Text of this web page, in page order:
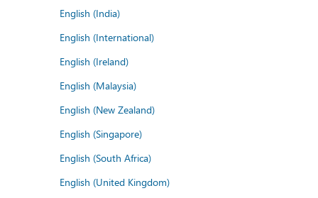
English (India)
English (International)
English (Ireland)
English (Malaysia)
English (New Zealand)
English (Singapore)
English (South Africa)
English (United Kingdom)